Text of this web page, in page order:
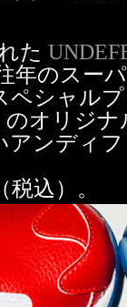
た
年のスー
ペシャル
のオリジ
アンディ
税込）。